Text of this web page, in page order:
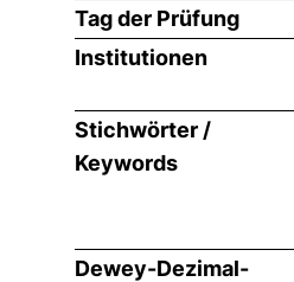
Tag der Prüfung
Institutionen
Stichwörter /
Keywords
Dewey-Dezimal-